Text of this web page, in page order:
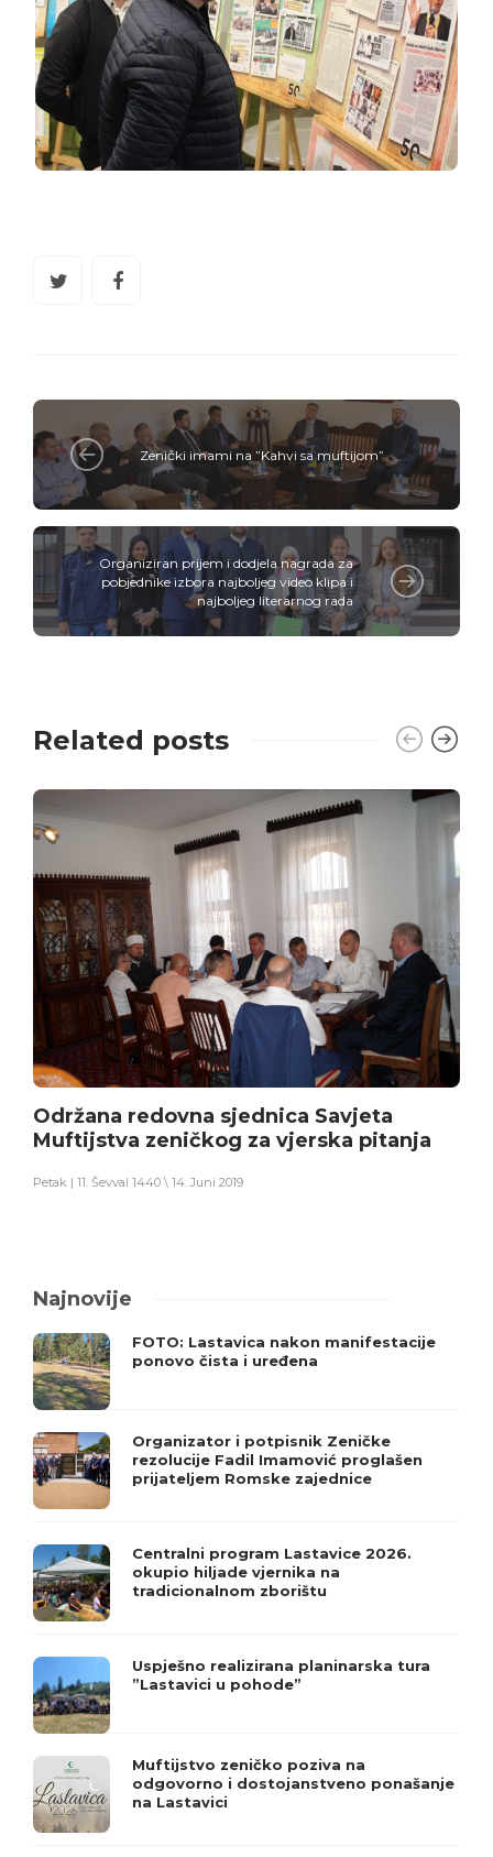
Zenički imami na ”Kahvi sa muftijom”
Organiziran prijem i dodjela nagrada za
pobjednike izbora najboljeg video klipa i
najboljeg literarnog rada
Related posts
Održana redovna sjednica Savjeta
Muftijstva zeničkog za vjerska pitanja
Petak | 11. Ševval 1440 \ 14. Juni 2019
Najnovije
FOTO: Lastavica nakon manifestacije
ponovo čista i uređena
Organizator i potpisnik Zeničke
rezolucije Fadil Imamović proglašen
prijateljem Romske zajednice
Centralni program Lastavice 2026.
okupio hiljade vjernika na
tradicionalnom zborištu
Uspješno realizirana planinarska tura
”Lastavici u pohode”
Muftijstvo zeničko poziva na
odgovorno i dostojanstveno ponašanje
na Lastavici